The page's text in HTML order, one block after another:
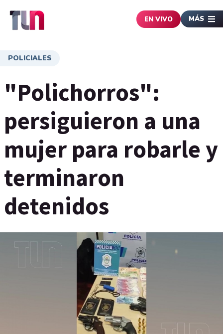
EN VIVO MÁS
POLICIALES
"Polichorros":
persiguieron a una
mujer para robarle y
terminaron
detenidos